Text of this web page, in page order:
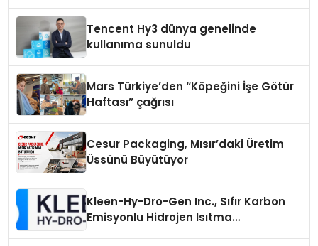
Tencent Hy3 dünya genelinde
kullanıma sunuldu
Mars Türkiye’den “Köpeğini İşe Götür
Haftası” çağrısı
Cesur Packaging, Mısır’daki Üretim
Üssünü Büyütüyor
Kleen-Hy-Dro-Gen Inc., Sıfır Karbon
Emisyonlu Hidrojen Isıtma